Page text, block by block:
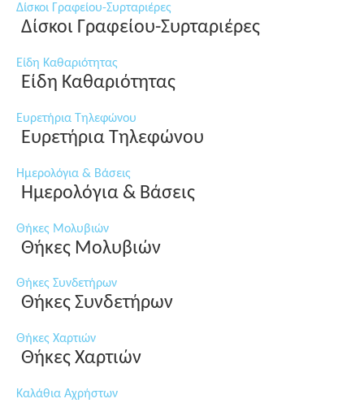
Δίσκοι Γραφείου-Συρταριέρες
Δίσκοι Γραφείου-Συρταριέρες
Είδη Καθαριότητας
Είδη Καθαριότητας
Ευρετήρια Τηλεφώνου
Ευρετήρια Τηλεφώνου
Ημερολόγια & Βάσεις
Ημερολόγια & Βάσεις
Θήκες Μολυβιών
Θήκες Μολυβιών
Θήκες Συνδετήρων
Θήκες Συνδετήρων
Θήκες Χαρτιών
Θήκες Χαρτιών
Καλάθια Αχρήστων